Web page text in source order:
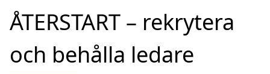
ÅTERSTART – rekrytera
och behålla ledare